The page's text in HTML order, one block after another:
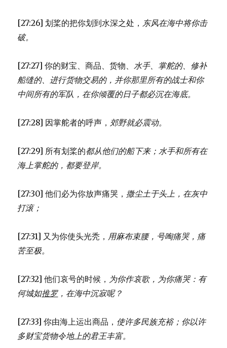
[27:26] 划桨的把你划到水深之处， 东风在海中将你击
破。
[27:27] 你的财宝、商品、货物、水手、掌舵的、 修补
船缝的、进行货物交易的， 并你那里所有的战士和你
中间所有的军队， 在你倾覆的日子都必沉在海底。
[27:28] 因掌舵者的呼声， 郊野就必震动。
[27:29] 所有划桨的都从他们的船下来；水手和所有在
海上掌舵的， 都要登岸。
[27:30] 他们必为你放声痛哭， 撒尘土于头上， 在灰中
打滚；
[27:31] 又为你使头光秃， 用麻布束腰， 号啕痛哭， 痛
苦至极。
[27:32] 他们哀号的时候， 为你作哀歌， 为你痛哭： 有
何城如推罗， 在海中沉寂呢？
[27:33] 你由海上运出商品， 使许多民族充裕； 你以许
多财宝货物令地上的君王丰富。